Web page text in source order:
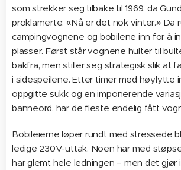
som strekker seg tilbake til 1969, da
proklamerte: «Nå er det nok vinter.» Da
campingvognene og bobilene inn for å
plasser. Først står vognene hulter til
bakfra, men stiller seg strategisk slik at
i sidespeilene. Etter timer med høylytte
oppgitte sukk og en imponerende
banneord, har de fleste endelig fått
Bobileierne løper rundt med stressede
ledige 230V-uttak. Noen har med
har glemt hele ledningen – men det gjør